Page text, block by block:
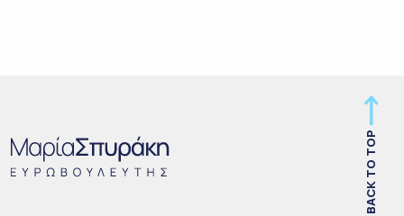
BACK TO TOP